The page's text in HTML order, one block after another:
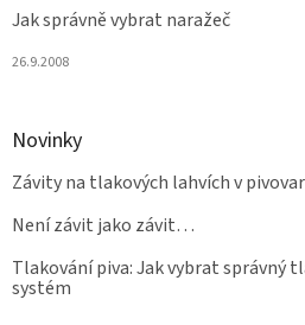
Jak správně vybrat naražeč
26.9.2008
Novinky
Závity na tlakových lahvích v
Není závit jako závit…
Tlakování piva: Jak vybrat správný
systém